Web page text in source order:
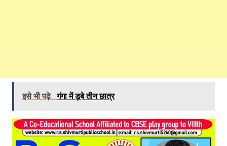
इसे भी पढ़े गंगा में डूबे तीन छात्र